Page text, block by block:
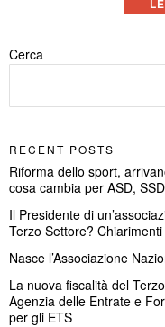
Cerca
RECENT POSTS
Riforma dello sport,
cosa cambia per ASD,
Il Presidente di
Terzo Settore?
Nasce l’Associazione
La nuova fiscalità del
Agenzia delle Entrate e
per gli ETS